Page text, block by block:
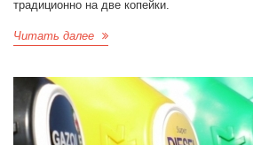
традиционно на две копейки.
Читать далее